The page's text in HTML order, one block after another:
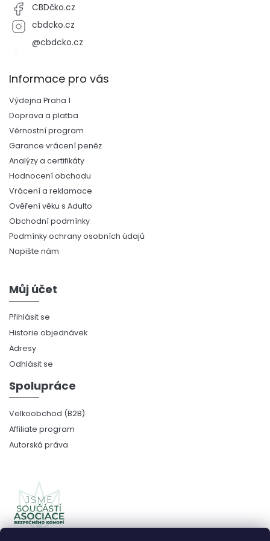
CBDčko.cz
cbdcko.cz
@cbdcko.cz
Informace pro vás
Výdejna Praha 1
Doprava a platba
Věrnostní program
Garance vrácení peněz
Analýzy a certifikáty
Hodnocení obchodu
Vrácení a reklamace
Ověření věku s Adulto
Obchodní podmínky
Podmínky ochrany osobních údajů
Napište nám
Můj účet
Přihlásit se
Historie objednávek
Adresy
Odhlásit se
Spolupráce
Velkoobchod (B2B)
Affiliate program
Autorská práva